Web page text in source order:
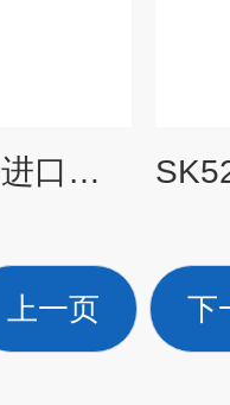
BC 404德国MADO进口鲜肉斩拌机 斩拌设备
上一页 下